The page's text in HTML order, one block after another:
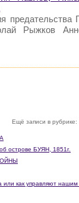
предательства
Рыжков
Ещё записи в рубрике:
острове БУЯН, 1851г.
или как управляют